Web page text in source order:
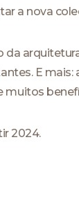
a nova
E mais:
muitos
2024.